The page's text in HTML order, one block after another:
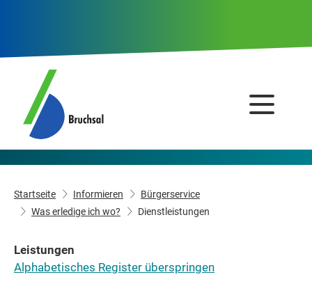
Startseite Informieren
Bürgerservice
Was erledige ich wo?
Dienstleistungen
Leistungen
Alphabetisches Register überspringen